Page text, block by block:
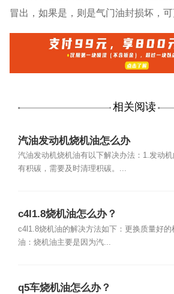
冒出，如果是，则是气门油封损坏，可
相关阅读
汽油发动机烧机油怎么办
汽油发动机烧机油有以下解决办法：1.发动机
有积碳，需要及时清理积碳。...
c4l1.8烧机油怎么办？
c4l1.8烧机油的解决方法如下：更换质量好的
油：烧机油主要是因为汽...
q5车烧机油怎么办？